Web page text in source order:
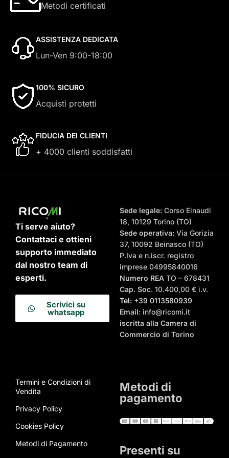
Metodi certificati
ASSISTENZA DEDICATA
Lun-Ven 9:00-18:00
100% SICURO
Acquisti protetti
FIDUCIA DEI CLIENTI
+ 4000 clienti soddisfatti
Ti serve aiuto?
Contattaci e ottieni
supporto immediato
dal nostro team di
esperti.
Scrivici su
whatsapp
Sede legale:Corso Einaudi
18, 10129 Torino (TO)
Sede operativa:Via Gorizia
37, 10092 Beinasco (TO)
P.Iva e n.iscr. registro
imprese 04995840016
Numero REA TO – 678431
Cap. Soc.10.400,00 € i.v.
Tel:+39 0113580939
Email: info@ricomi.it
iscritta alla Camera di
Commercio di Torino
Termini e Condizioni di
Vendita
Privacy Policy
Cookies Policy
Metodi di Pagamento
Metodi di
pagamento
Presenti su